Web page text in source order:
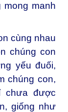
manh
cùng nhau
chúng con
yếu đuối,
chúng con,
chưa được
giống như